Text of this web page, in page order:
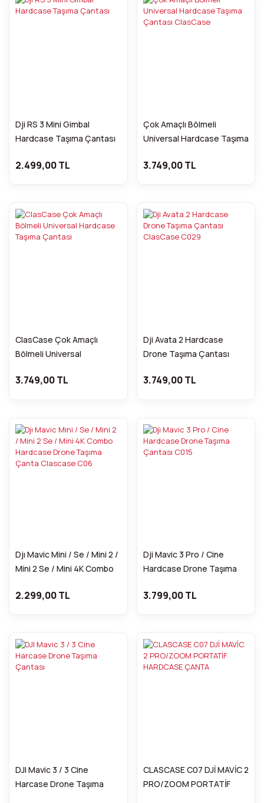
Dji RS 3 Mini Gimbal
Hardcase Taşıma Çantası
2.499,00 TL
Çok Amaçlı Bölmeli
Universal Hardcase Taşıma
3.749,00 TL
ClasCase Çok Amaçlı
Bölmeli Universal
3.749,00 TL
Dji Avata 2 Hardcase
Drone Taşıma Çantası
3.749,00 TL
Djı Mavic Mini / Se / Mini 2 /
Mini 2 Se / Mini 4K Combo
Çanta Clascase C06
2.299,00 TL
Dji Mavic 3 Pro / Cine
Hardcase Drone Taşıma
3.799,00 TL
DJI Mavic 3 / 3 Cine
Harcase Drone Taşıma
CLASCASE C07 DJİ MAVİC 2
PRO/ZOOM PORTATİF